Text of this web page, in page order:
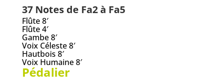
37 Notes de Fa2 à Fa5
Flûte 8′
Flûte 4′
Gambe 8′
Voix Céleste 8′
Hautbois 8′
Voix Humaine 8′
Pédalier